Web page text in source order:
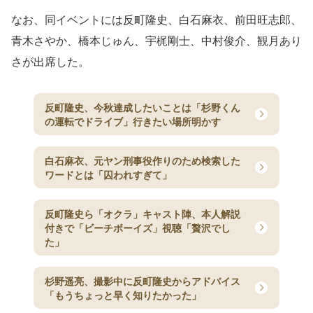
なお、同イベントには反町隆史、白石麻衣、前田旺志郎、
青木さやか、橋本じゅん、宇梶剛士、中村俊介、観月あり
さが出席した。
反町隆史、今秋達成したいことは「杉野くん
の運転でドライブ」行きたい場所明かす
白石麻衣、元ヤン刑事役作りのため検索した
ワードとは「囚われすぎて」
反町隆史ら「オクラ」キャスト陣、本人解説
付きで「ビーチボーイズ」視聴「贅沢でし
た」
杉野遥亮、撮影中に反町隆史からアドバイス
「もうちょっと早く知りたかった」